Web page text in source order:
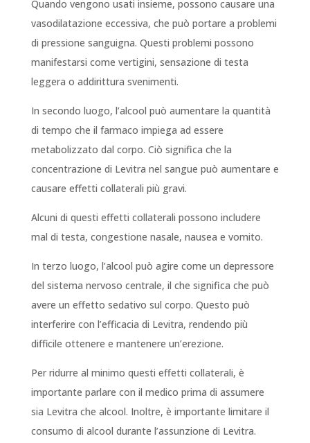
Quando vengono usati insieme, possono causare una
vasodilatazione eccessiva, che può portare a problemi
di pressione sanguigna. Questi problemi possono
manifestarsi come vertigini, sensazione di testa
leggera o addirittura svenimenti.
In secondo luogo, l’alcool può aumentare la quantità
di tempo che il farmaco impiega ad essere
metabolizzato dal corpo. Ciò significa che la
concentrazione di Levitra nel sangue può aumentare e
causare effetti collaterali più gravi.
Alcuni di questi effetti collaterali possono includere
mal di testa, congestione nasale, nausea e vomito.
In terzo luogo, l’alcool può agire come un depressore
del sistema nervoso centrale, il che significa che può
avere un effetto sedativo sul corpo. Questo può
interferire con l’efficacia di Levitra, rendendo più
difficile ottenere e mantenere un’erezione.
Per ridurre al minimo questi effetti collaterali, è
importante parlare con il medico prima di assumere
sia Levitra che alcool. Inoltre, è importante limitare il
consumo di alcool durante l’assunzione di Levitra.